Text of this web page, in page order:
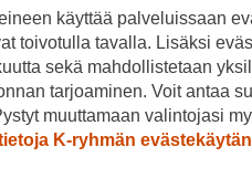
Ruskea
Koko
käyttää palveluissaan
toivotulla tavalla. Lisäksi
sekä mahdollistetaan
tarjoaminen. Voit antaa
muuttamaan valintojasi
K-ryhmän